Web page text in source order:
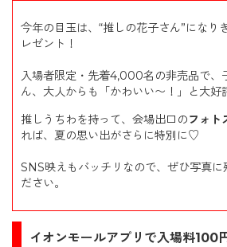
今年の目玉は、“推しの花子さん”になり
レゼント！
入場者限定・先着4,000名の非売品で、
ん、大人からも「かわいい〜！」と大好
推しうちわを持って、会場出口のフォト
れば、夏の思い出がさらに特別に♡
SNS映えもバッチリなので、ぜひ写真に
ださい。
イオンモールアプリで入場料100